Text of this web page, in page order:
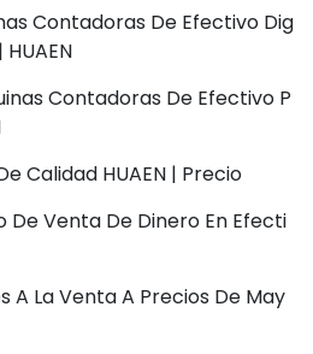
Contadoras De Efectivo Dig
Contadoras De Efectivo P
Calidad HUAEN | Precio
De Venta De Dinero En Efecti
A La Venta A Precios De May